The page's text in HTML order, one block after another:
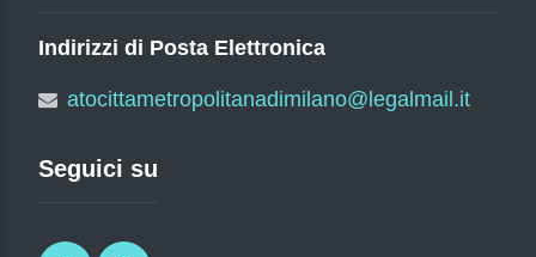
Indirizzi di Posta Elettronica
atocittametropolitanadimilano@legalmail.it
Seguici su